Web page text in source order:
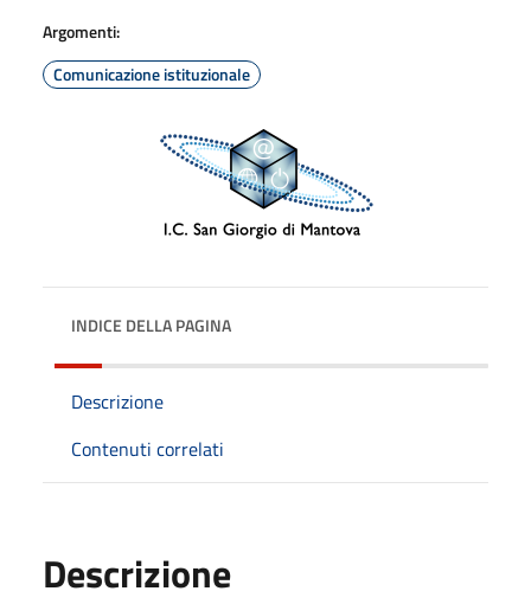
Argomenti:
Comunicazione istituzionale
INDICE DELLA PAGINA
Descrizione
Contenuti correlati
Descrizione